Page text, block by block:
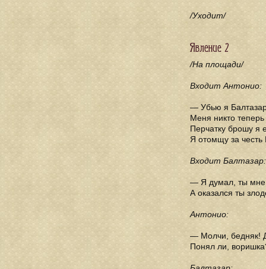
/Уходит/
Явление 2
/На площади/
Входит Антонио:
— Убью я
Меня никто теперь
Перчатку брошу я
Я отомщу за честь
Входит Балтазар:
— Я думал, ты мне
А оказался ты
Антонио:
— Молчи, бедняк!
Понял ли,